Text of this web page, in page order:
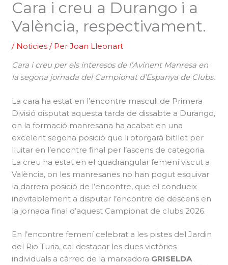
Cara i creu a Durango i a
València, respectivament.
/ Noticies / Per Joan Lleonart
Cara i creu per els interesos de l’Avinent Manresa en
la segona jornada del Campionat d’Espanya de Clubs.
La cara ha estat en l’encontre masculi de Primera
Divisió disputat aquesta tarda de dissabte a Durango,
on la formació manresana ha acabat en una
excelent segona posició que li otorgarà bitllet per
lluitar en l’encontre final per l’ascens de categoria.
La creu ha estat en el quadrangular femení viscut a
València, on les manresanes no han pogut esquivar
la darrera posició de l’encontre, que el condueix
inevitablement a disputar l’encontre de descens en
la jornada final d’aquest Campionat de clubs 2026.
En l’encontre femení celebrat a les pistes del Jardin
del Rio Turia, cal destacar les dues victòries
individuals a càrrec de la marxadora GRISELDA